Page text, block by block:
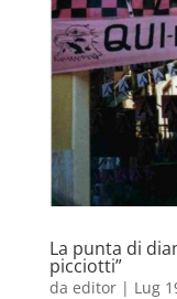
La punta di
picciotti”
da editor| Lug